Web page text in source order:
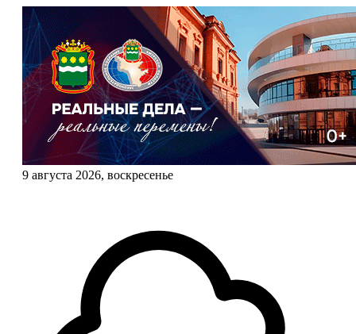
9 августа 2026, воскресенье